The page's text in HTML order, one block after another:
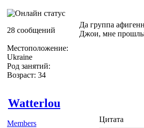
28 сообщений
Местоположение:
Ukraine
Род занятий:
Возраст: 34
Да группа
Джои, мне
Watterlou
Members Цитата